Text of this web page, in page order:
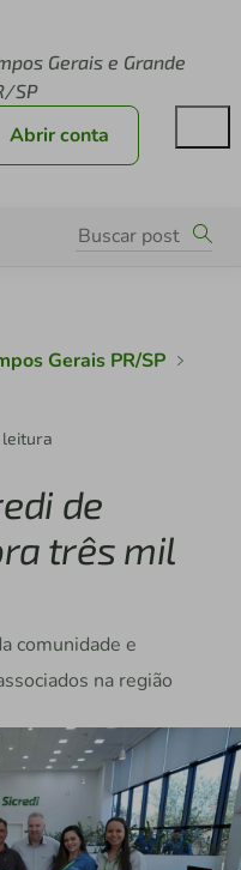
Gerais e Grande
SP
Abrir conta
Gerais PR/SP
leitura
de
três mil
comunidade e
na região